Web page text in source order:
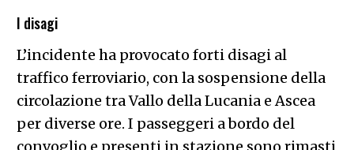
I disagi
L’incidente ha provocato forti disagi al
traffico ferroviario, con la sospensione della
circolazione tra Vallo della Lucania e Ascea
per diverse ore. I passeggeri a bordo del